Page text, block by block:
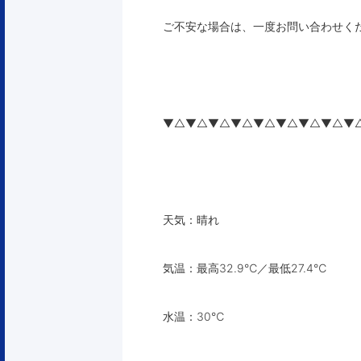
ご不安な場合は、一度お問い合わせく
天気：晴れ
気温：最高32.9℃／最低27.4℃
水温：30℃